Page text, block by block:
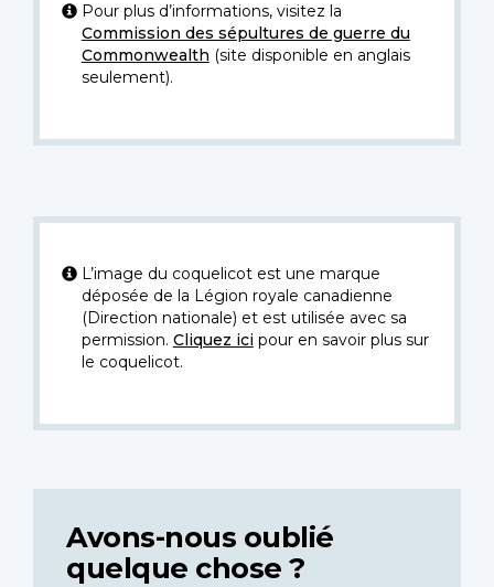
Pour plus d’informations, visitez la
Commission des sépultures de guerre du
Commonwealth (site disponible en anglais
seulement).
L’image du coquelicot est une marque
déposée de la Légion royale canadienne
(Direction nationale) et est utilisée avec sa
permission. Cliquez icipour en savoir plus sur
le coquelicot.
Avons-nous oublié
quelque chose ?